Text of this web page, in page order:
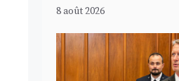
8 août 2026